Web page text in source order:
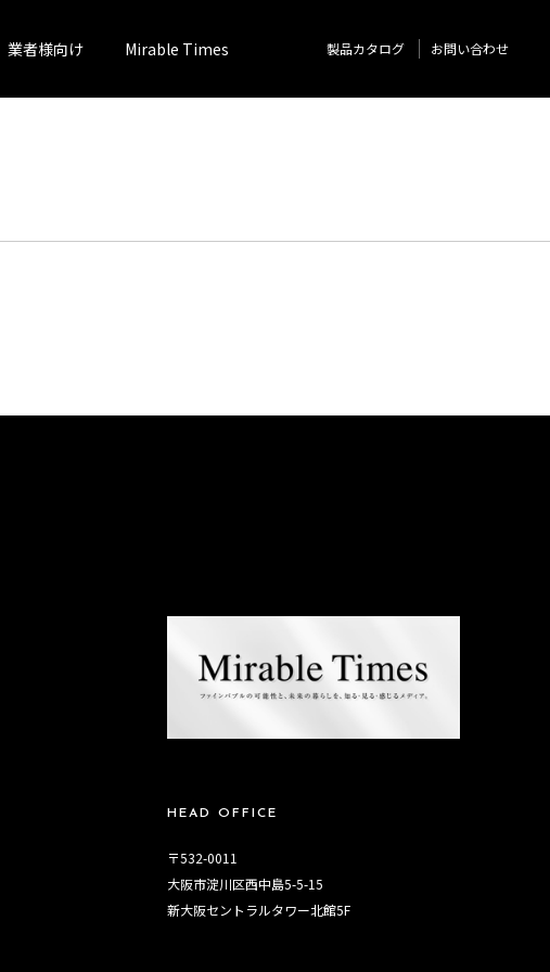
業者様向け Mirable Times 製品カタログ お問い合わせ
HEAD OFFICE
〒532-0011
大阪市淀川区西中島5-5-15
新大阪セントラルタワー北館5F